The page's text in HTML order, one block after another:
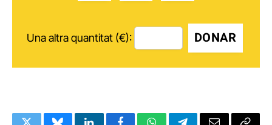
Una altra quantitat (€): DONAR